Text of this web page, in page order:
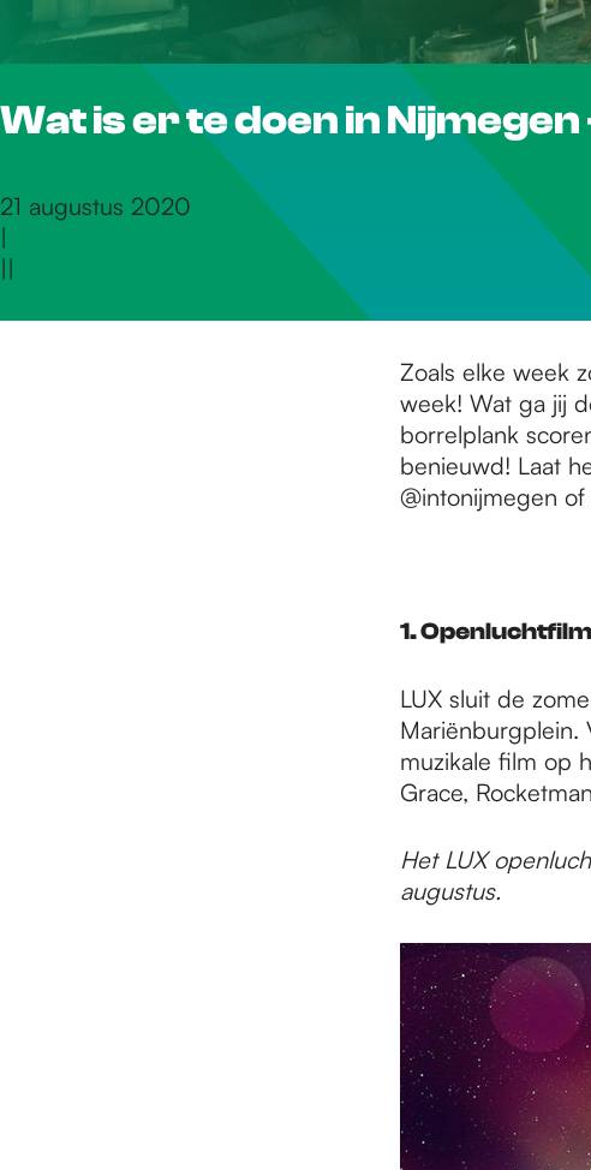
Wat is er te doen in
21 augustus 2020
|
||
Zoals elke week
week! Wat ga jij
borrelplank
benieuwd! Laat
@intonijmegen
1.
LUX sluit de
Mariënburgplein.
muzikale film op
Grace,
Het LUX
augustus.